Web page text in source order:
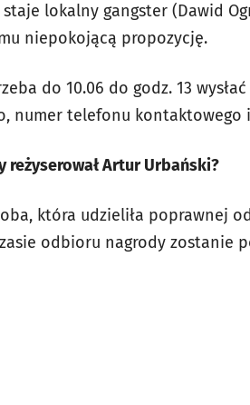
lokalny gangster (Dawid
niepokojącą propozycję.
do 10.06 do godz. 13
numer telefonu
reżyserował Artur Urbański?
która udzieliła poprawnej
odbioru nagrody zostanie